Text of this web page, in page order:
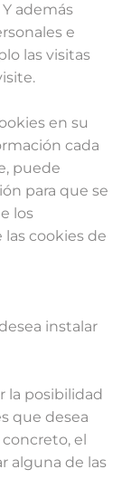
además
e
las visitas
en su
cada
puede
para que se
los
cookies de
instalar
la posibilidad
que desea
el
alguna de las